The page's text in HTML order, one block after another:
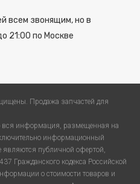
всем звонящим, но в
21:00 по Москве
Продажа запчастей для
информация, размещенная на
информационный
являются публичной офертой,
Гражданского кодекса Российской
о стоимости товаров и